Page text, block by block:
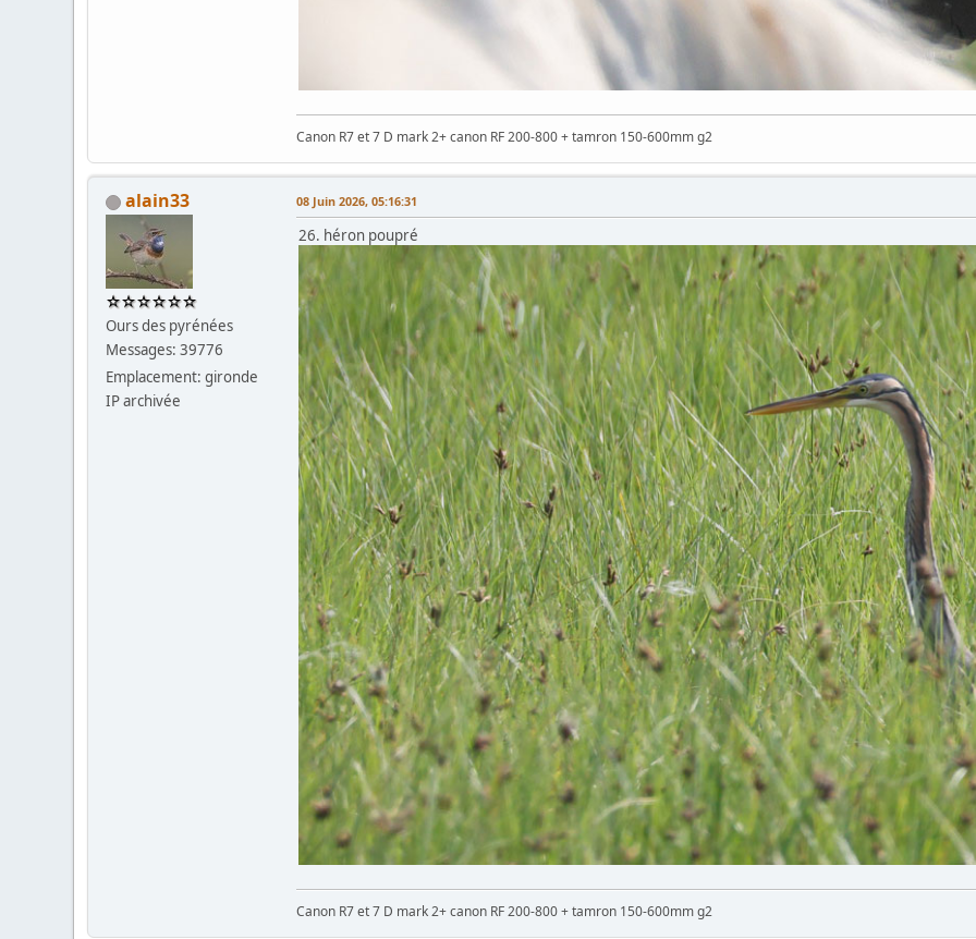
Canon R7 et 7 D mark 2+ canon RF 200-800 + tamron 150-600mm g2
alain33
Ours des pyrénées
Messages: 39776
Emplacement: gironde
IP archivée
08 Juin 2026, 05:16:31
26. héron poupré
Canon R7 et 7 D mark 2+ canon RF 200-800 + tamron 150-600mm g2